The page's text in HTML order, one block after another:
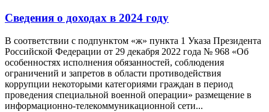
Сведения о доходах в 2024 году
В соответствии с подпунктом «ж» пункта 1 Указа Президента
Российской Федерации от 29 декабря 2022 года № 968 «Об
особенностях исполнения обязанностей, соблюдения
ограничений и запретов в области противодействия
коррупции некоторыми категориями граждан в период
проведения специальной военной операции» размещение в
информационно-телекоммуникационной сети...